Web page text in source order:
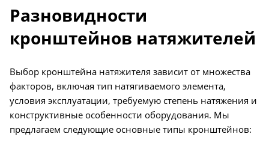
Разновидности
кронштейнов натяжителей
Выбор кронштейна натяжителя зависит от множества
факторов, включая тип натягиваемого элемента,
условия эксплуатации, требуемую степень натяжения и
конструктивные особенности оборудования. Мы
предлагаем следующие основные типы кронштейнов: